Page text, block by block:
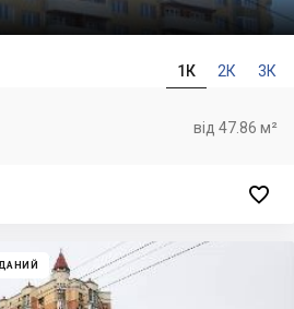
1К 2К 3К
від 47.86 м²
